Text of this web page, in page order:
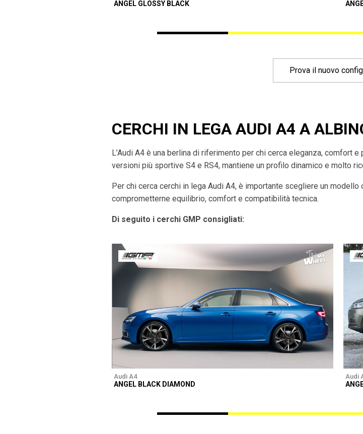
ANGEL GLOSSY BLACK
Prova il nuovo
CERCHI IN LEGA AUDI A4 A
L’Audi A4 è una berlina di riferimento per chi cerca eleganza, comfort
versioni più sportive S4 e RS4, mantiene un profilo dinamico e molto
Per chi cerca cerchi in lega Audi A4, è importante scegliere un
comprometterne equilibrio, comfort e compatibilità tecnica.
Di seguito i cerchi GMP consigliati:
Audi A4
ANGEL BLACK DIAMOND
Audi